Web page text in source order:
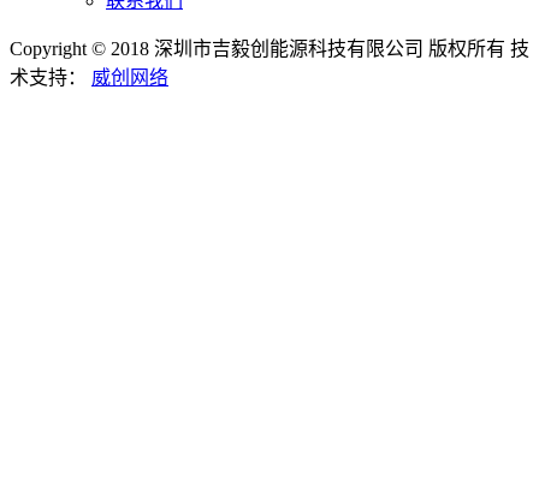
Copyright © 2018 深圳市吉毅创能源科技有限公司 版权所有 技
术支持：
威创网络